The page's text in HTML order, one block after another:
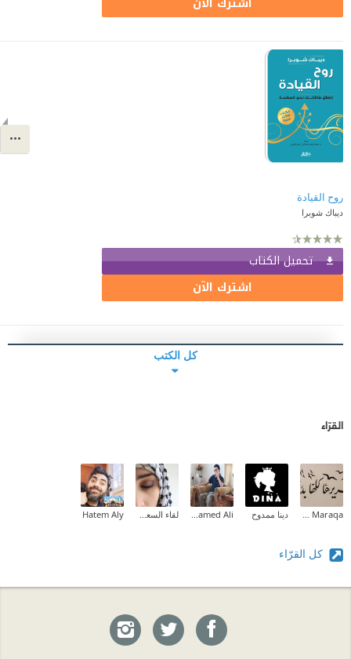
روح القيادة
ديباك شوبرا
تحميل الكتاب
اشترك الآن
كل الكتب
القرّاء
Zeina M.I Maraqa دينا ممدوح Mohamed Ali لقاء السعدي Hatem Aly
كل القرّاء